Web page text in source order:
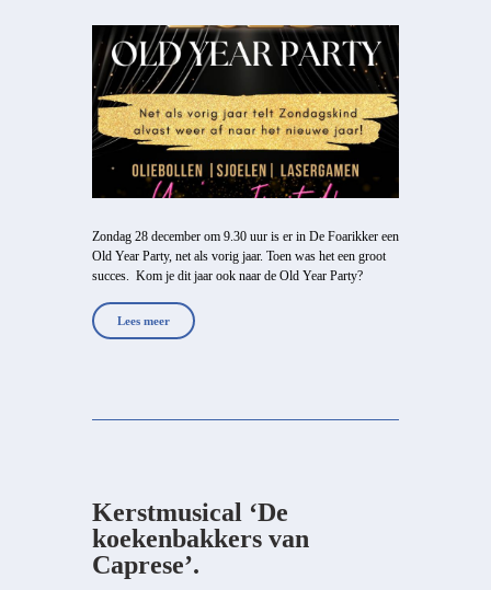
Zondag 28 december om 9.30 uur is er in De Foarikker een
Old Year Party, net als vorig jaar. Toen was het een groot
succes. Kom je dit jaar ook naar de Old Year Party?
Lees meer
Kerstmusical ‘De
koekenbakkers van
Caprese’.